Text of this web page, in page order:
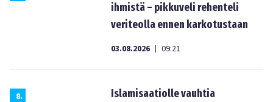
ihmistä – pikkuveli rehenteli
veriteolla ennen karkotustaan
03.08.2026 | 09:21
8. Islamisaatiolle vauhtia